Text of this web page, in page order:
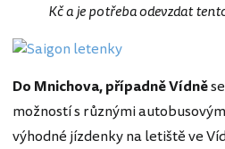
Kč a je potřeba odevzdat
Do Mnichova, případně Vídně
možností s různými
výhodné jízdenky na letiště ve